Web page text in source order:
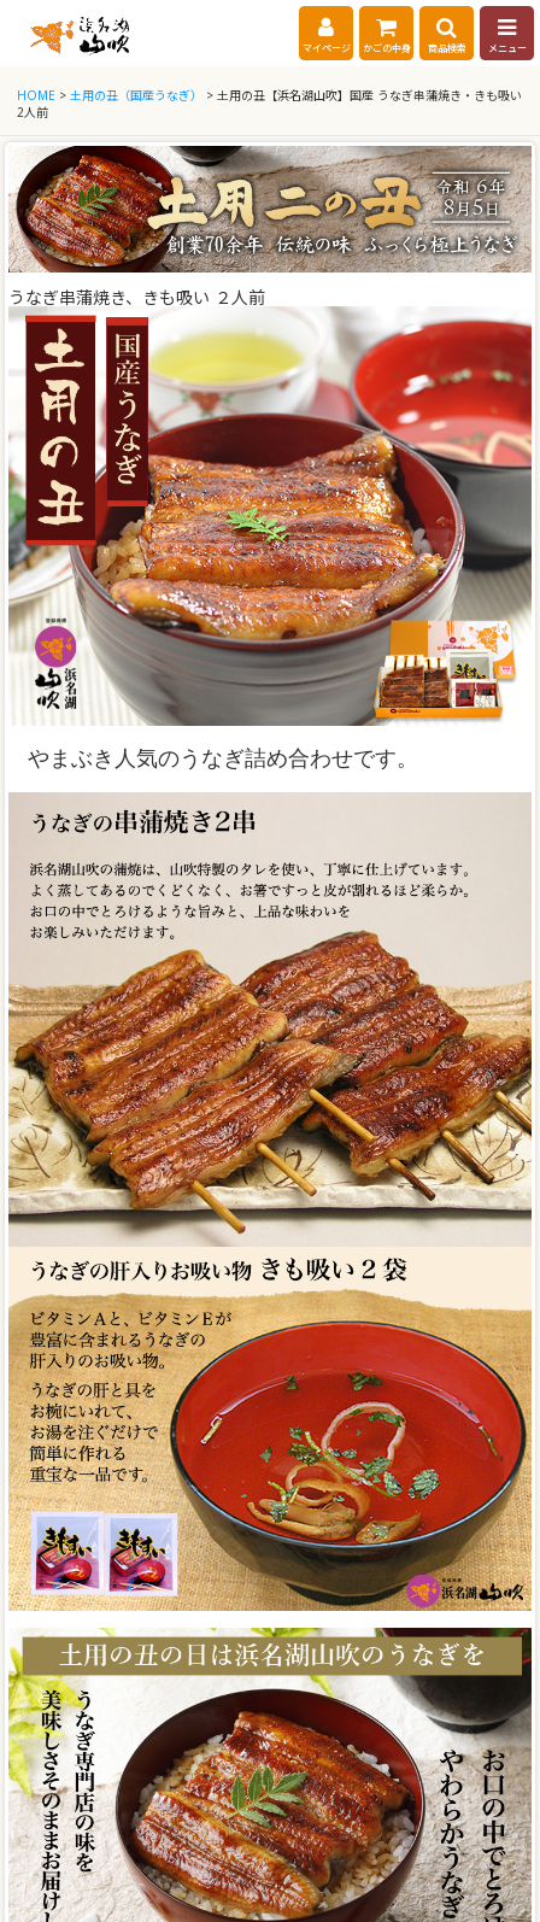
マイページ かごの中身 商品検索 メニュー
HOME > 土用の丑（国産うなぎ）
> 土用の丑【浜名湖山吹】国産 うなぎ串蒲焼き・きも吸い
2人前
うなぎ串蒲焼き、きも吸い ２人前
やまぶき人気のうなぎ詰め合わせです。